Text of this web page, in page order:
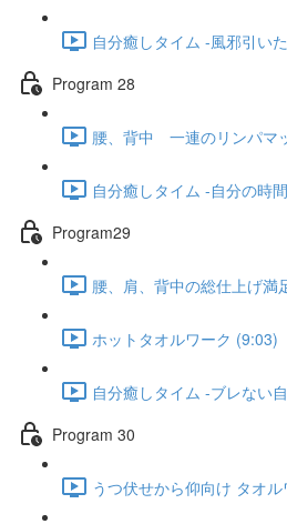
自分癒しタイム -風邪引い
Program 28
腰、背中 一連のリンパマ
自分癒しタイム -自分の時
Program29
腰、肩、背中の総仕上げ満
ホットタオルワーク (9:03)
自分癒しタイム -ブレない
Program 30
うつ伏せから仰向け タオ